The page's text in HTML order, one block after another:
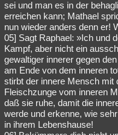
sei und man es in der
erreichen kann; Mathael
nun wieder anders denn er!
05] Sagt Raphael: »Ich und
Kampf, aber nicht ein
gewaltiger innerer gegen
am Ende von dem inneren
stirbt der innere Mensch mit
Fleischzunge vom inneren
daß sie ruhe, damit die
werde und erkenne, wie
in ihrem Lebenshause!